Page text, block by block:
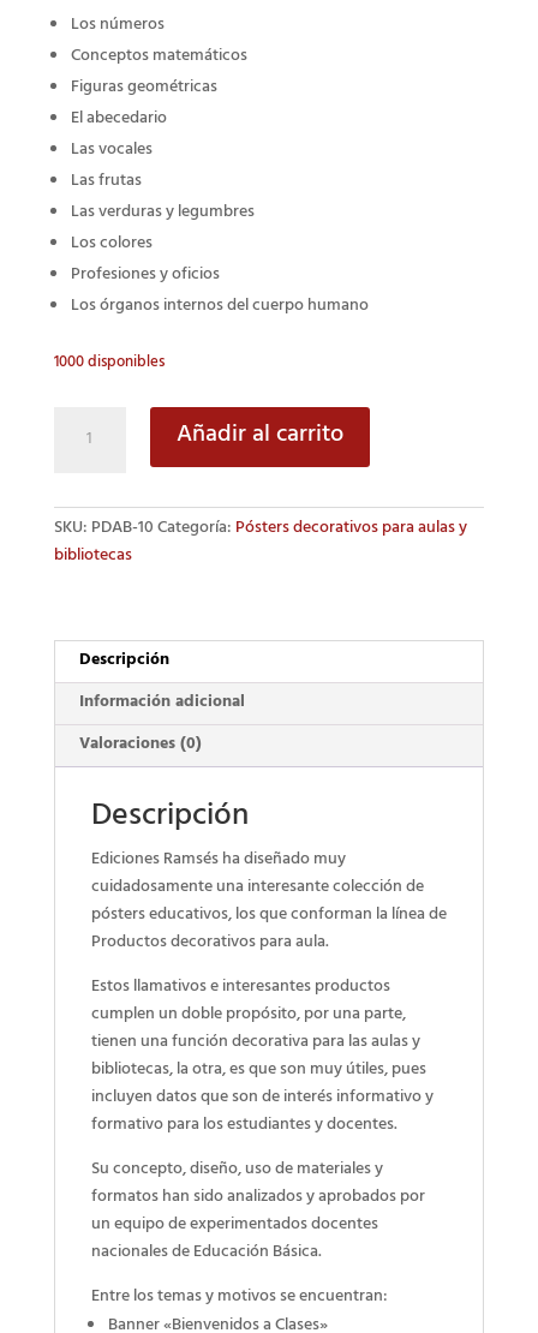
Los números
Conceptos matemáticos
Figuras geométricas
El abecedario
Las vocales
Las frutas
Las verduras y legumbres
Los colores
Profesiones y oficios
Los órganos internos del cuerpo humano
1000 disponibles
Números
1
al
10»
Añadir al carrito
SKU:PDAB-10Categoría:Pósters decorativos para aulas y
bibliotecas
Descripción
Información adicional
Valoraciones (0)
Descripción
Ediciones Ramsés ha diseñado muy
cuidadosamente una interesante colección de
pósters educativos, los que conforman la línea de
Productos decorativos para aula.
Estos llamativos e interesantes productos
cumplen un doble propósito, por una parte,
tienen una función decorativa para las aulas y
bibliotecas, la otra, es que son muy útiles, pues
incluyen datos que son de interés informativo y
formativo para los estudiantes y docentes.
Su concepto, diseño, uso de materiales y
formatos han sido analizados y aprobados por
un equipo de experimentados docentes
nacionales de Educación Básica.
Entre los temas y motivos se encuentran:
Banner «Bienvenidos a Clases»